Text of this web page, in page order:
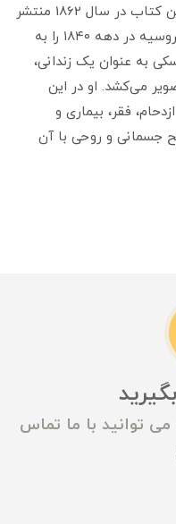
بزرگترین رمان‌نویسان روسیه است. این کتاب در سال 1862 منتشر
شد و داستان زندگی در زندان سیبری روسیه در دهه ۱۸۴۰ را به
به عنوان یک زندانی،
می‌کشد. او در این
فقر، بیماری و
جسمانی و روحی با آن
توانید با ما تماس